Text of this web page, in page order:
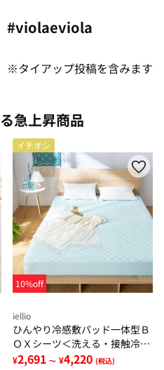
※タイアップ投稿を含みます
急上昇商品
イチオシ
10%off
iellio
ひんやり冷感敷パッド一体型Ｂ
ＯＸシーツ＜洗える・接触冷
感・抗菌防臭・時短・家事楽・
¥2,691 ～ ¥4,220 (税込)